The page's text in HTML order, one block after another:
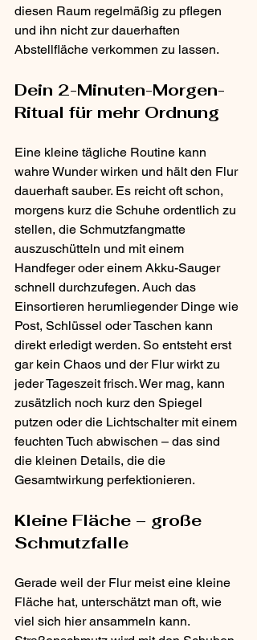
diesen Raum regelmäßig zu pflegen
und ihn nicht zur dauerhaften
Abstellfläche verkommen zu lassen.
Dein 2-Minuten-Morgen-
Ritual für mehr Ordnung
Eine kleine tägliche Routine kann
wahre Wunder wirken und hält den Flur
dauerhaft sauber. Es reicht oft schon,
morgens kurz die Schuhe ordentlich zu
stellen, die Schmutzfangmatte
auszuschütteln und mit einem
Handfeger oder einem Akku-Sauger
schnell durchzufegen. Auch das
Einsortieren herumliegender Dinge wie
Post, Schlüssel oder Taschen kann
direkt erledigt werden. So entsteht erst
gar kein Chaos und der Flur wirkt zu
jeder Tageszeit frisch. Wer mag, kann
zusätzlich noch kurz den Spiegel
putzen oder die Lichtschalter mit einem
feuchten Tuch abwischen – das sind
die kleinen Details, die die
Gesamtwirkung perfektionieren.
Kleine Fläche – große
Schmutzfalle
Gerade weil der Flur meist eine kleine
Fläche hat, unterschätzt man oft, wie
viel sich hier ansammeln kann.